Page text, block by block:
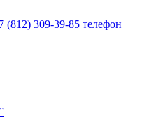
(812) 309-39-85 телефон